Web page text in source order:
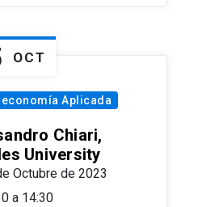
OCT
Aplicada
Chiari,
University
Octubre de 2023
a 14:30